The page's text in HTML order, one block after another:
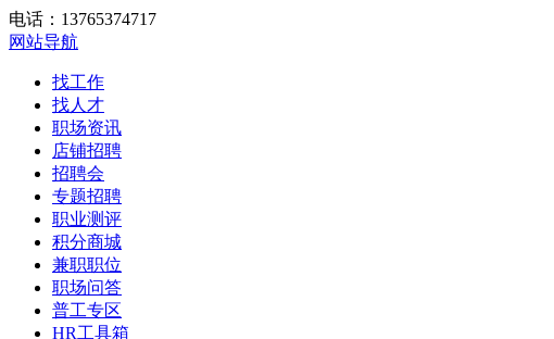
电话：13765374717
网站导航
找工作
找人才
职场资讯
店铺招聘
招聘会
专题招聘
职业测评
积分商城
兼职职位
职场问答
普工专区
HR工具箱